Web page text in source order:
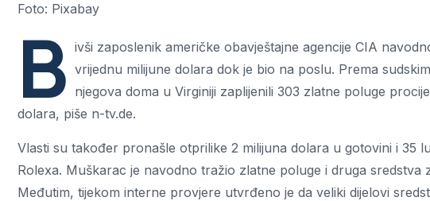
Foto: Pixabay
B ivši zaposlenik američke obavještajne agencije CIA
vrijednu milijune dolara dok je bio na poslu. Prema
njegova doma u Virginiji zaplijenili 303 zlatne poluge
dolara, piše n-tv.de.
Vlasti su također pronašle otprilike 2 milijuna dolara u gotovini i 35
Rolexa. Muškarac je navodno tražio zlatne poluge i druga
Međutim, tijekom interne provjere utvrđeno je da veliki dijelovi